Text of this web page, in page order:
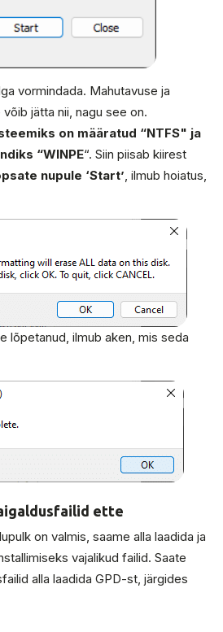
vormindada. Mahutavuse ja
jätta nii, nagu see on.
on määratud “NTFS" ja
“WINPE“. Siin piisab kiirest
nupule ‘Start’, ilmub hoiatus,
lõpetanud, ilmub aken, mis seda
ette
on valmis, saame alla laadida ja
vajalikud failid. Saate
alla laadida GPD-st, järgides